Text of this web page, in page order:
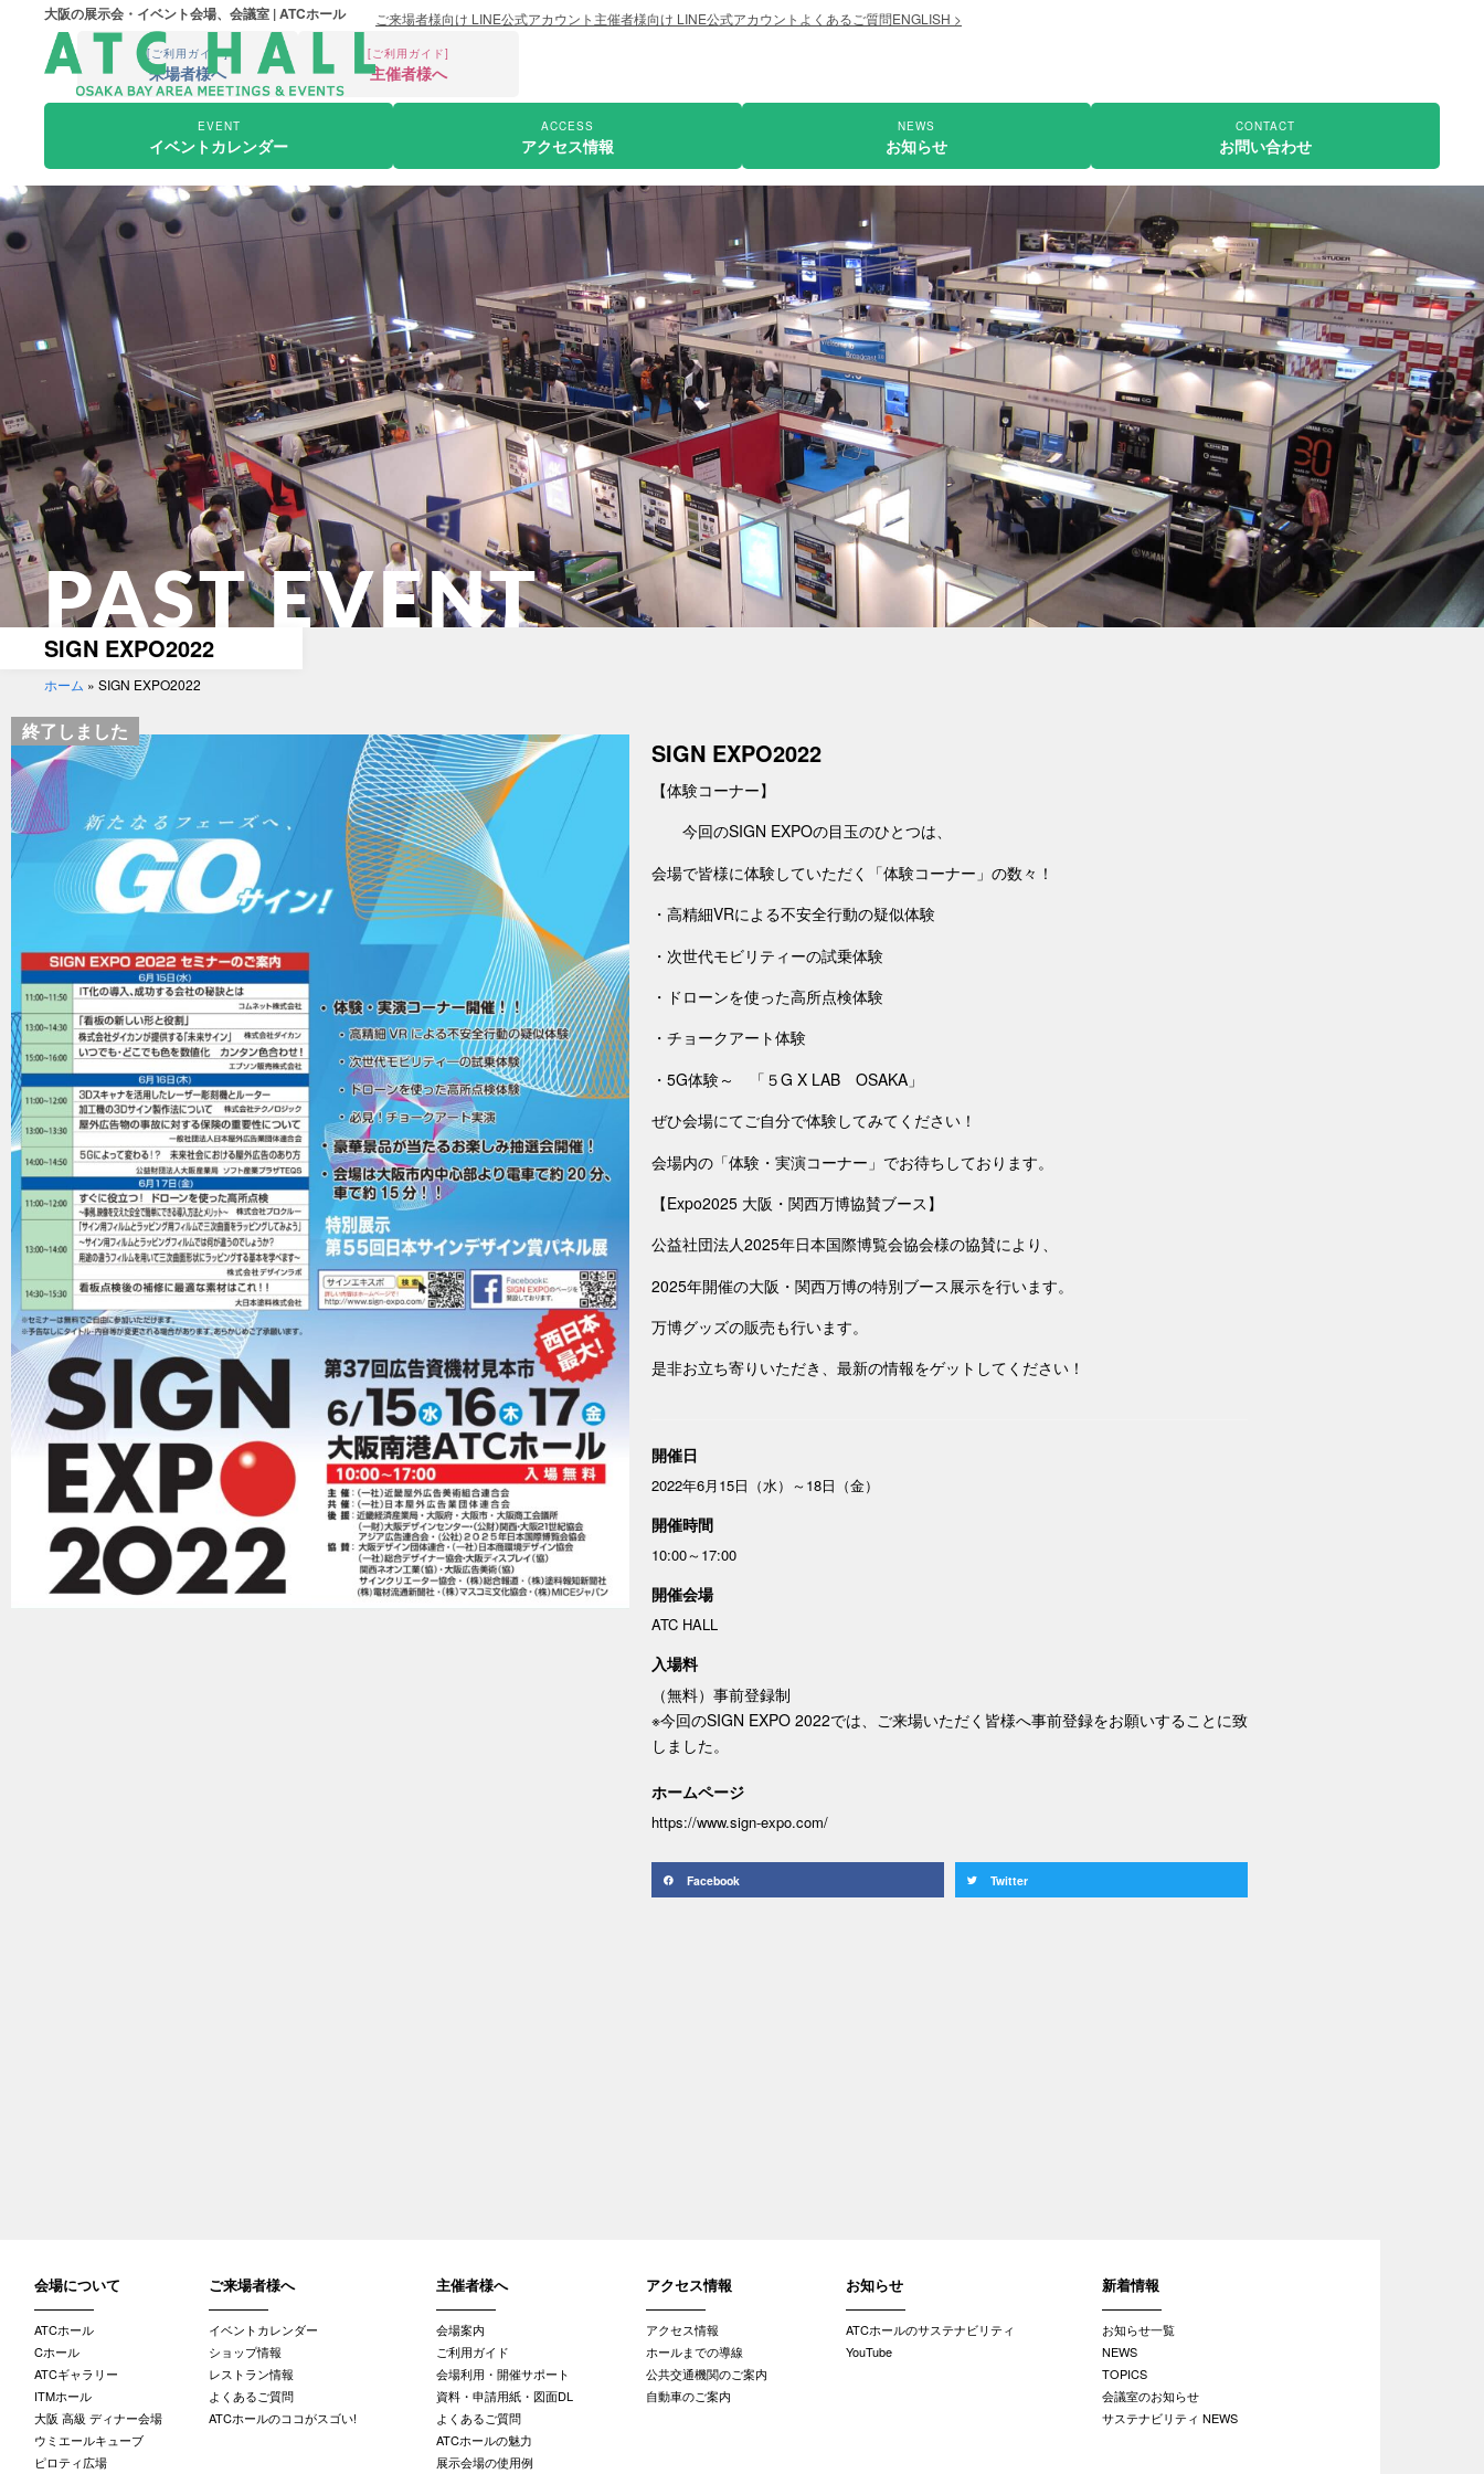
大阪の展示会・イベント会場、会議室 | ATCホール ご来場者様向け LINE公式アカウント 主催者様向け LINE公式アカウント よくあるご質問ENGLISH >
[ご利用ガイド]
来場者様へ
[ご利用ガイド]
主催者様へ
EVENT
イベントカレンダー
ACCESS
アクセス情報
NEWS
お知らせ
CONTACT
お問い合わせ
PAST EVENT
SIGN EXPO2022
ホーム » SIGN EXPO2022
終了しました
SIGN EXPO2022
【体験コーナー】
今回のSIGN EXPOの目玉のひとつは、
会場で皆様に体験していただく「体験コーナー」の数々！
・高精細VRによる不安全行動の疑似体験
・次世代モビリティーの試乗体験
・ドローンを使った高所点検体験
・チョークアート体験
・5G体験～ 「５G X LAB OSAKA」
ぜひ会場にてご自分で体験してみてください！
会場内の「体験・実演コーナー」でお待ちしております。
【Expo2025 大阪・関西万博協賛ブース】
公益社団法人2025年日本国際博覧会協会様の協賛により、
2025年開催の大阪・関西万博の特別ブース展示を行います。
万博グッズの販売も行います。
是非お立ち寄りいただき、最新の情報をゲットしてください！
開催日
2022年6月15日（水）～18日（金）
開催時間
10:00～17:00
開催会場
ATC HALL
入場料
（無料）事前登録制
※今回のSIGN EXPO 2022では、ご来場いただく皆様へ事前登録をお願いすることに致
しました。
ホームページ
https://www.sign-expo.com/
Facebook Twitter
会場について
ATCホール
Cホール
ATCギャラリー
ITMホール
大阪 高級 ディナー会場
ウミエールキューブ
ピロティ広場
ご来場者様へ
イベントカレンダー
ショップ情報
レストラン情報
よくあるご質問
ATCホールのココがスゴい!
主催者様へ
会場案内
ご利用ガイド
会場利用・開催サポート
資料・申請用紙・図面DL
よくあるご質問
ATCホールの魅力
展示会場の使用例
アクセス情報
アクセス情報
ホールまでの導線
公共交通機関のご案内
自動車のご案内
お知らせ
ATCホールのサステナビリティ
YouTube
新着情報
お知らせ一覧
NEWS
TOPICS
会議室のお知らせ
サステナビリティ NEWS